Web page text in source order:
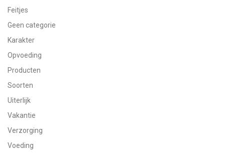
Feitjes
Geen categorie
Karakter
Opvoeding
Producten
Soorten
Uiterlijk
Vakantie
Verzorging
Voeding